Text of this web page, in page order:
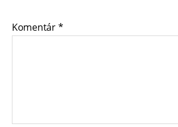
Komentár*